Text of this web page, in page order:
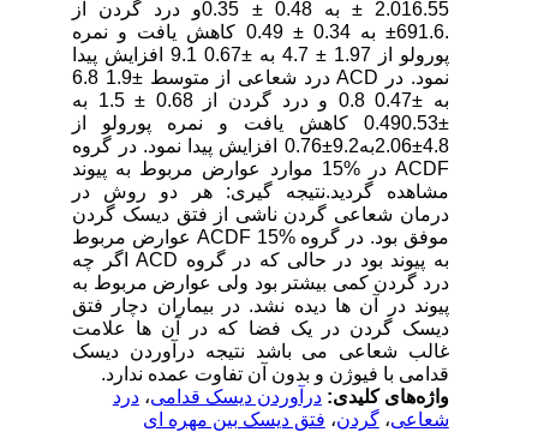
2.016.55 ± به 0.48 ± 0.35و درد گردن از
.691.6± به 0.34 ± 0.49 کاهش یافت و نمره
پورولو از 1.97 ± 4.7 به ±0.67 9.1 افزایش پیدا
نمود. در ACD درد شعاعی از متوسط ±1.9 6.8
به ±0.47 0.8 و درد گردن از 0.68 ± 1.5 به
±0.490.53 کاهش یافت و نمره پورولو از
4.8±2.06به9.2±0.76 افزایش پیدا نمود. در گروه
ACDF در %15 موارد عوارض مربوط به پیوند
مشاهده گردید.نتیجه گیری: هر دو روش در
درمان شعاعی گردن ناشی از فتق دیسک گردن
موفق بود. در گروه %15 ACDF عوارض مربوط
به پیوند بود در حالی که در گروه ACD اگر چه
درد گردن کمی بیشتر بود ولی عوارض مربوط به
پیوند در آن ها دیده نشد. در بیماران دچار فتق
دیسک گردن در یک فضا که در آن ها علامت
غالب شعاعی می باشد نتیجه درآوردن دیسک
قدامی با فیوژن و بدون آن تفاوت عمده ندارد.
واژه‌های کلیدی:درآوردن دیسک قدامی،درد
شعاعی،گردن،فتق دیسک بین مهره ای